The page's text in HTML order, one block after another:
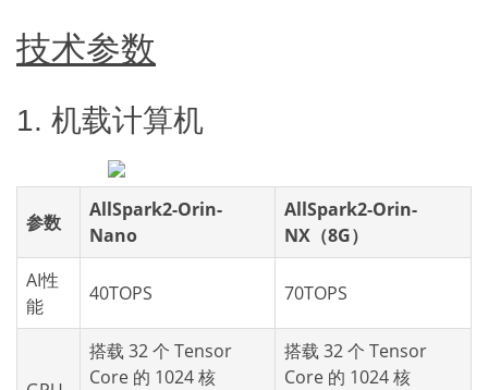
技术参数
1. 机载计算机
参数
AllSpark2-Orin-
Nano
AllSpark2-Orin-
NX（8G）
AI性
能
40TOPS 70TOPS
搭载 32 个 Tensor
Core 的 1024 核
搭载 32 个 Tensor
Core 的 1024 核